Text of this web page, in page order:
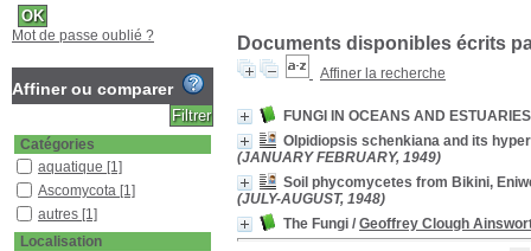
Documents disponibles écrits
Affiner la recherche
FUNGI IN OCEANS AND ESTUARIES
Olpidiopsis schenkiana and its
(JANUARY FEBRUARY, 1949)
Soil phycomycetes from Bikini,
(JULY-AUGUST, 1948)
The Fungi / Geoffrey Clough
Mot de passe oublié ?
Affiner ou comparer
Catégories
aquatique [1]
Ascomycota [1]
autres [1]
Localisation